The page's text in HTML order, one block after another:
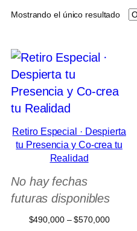
Mostrando el único resultado
Retiro Especial · Despierta
tu Presencia y Co-crea tu
Realidad
No hay fechas
futuras disponibles
$490,000 – $570,000Rango